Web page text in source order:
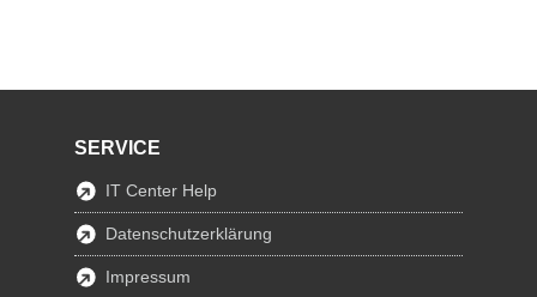
SERVICE
IT Center Help
Datenschutzerklärung
Impressum